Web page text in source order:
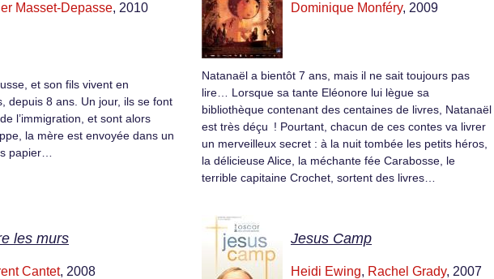
Masset-Depasse, 2010
et son fils vivent en
depuis 8 ans. Un jour, ils se font
l’immigration, et sont alors
la mère est envoyée dans un
papier…
Dominique Monféry, 2009
Natanaël a bientôt 7 ans, mais il ne sait toujours pas
lire… Lorsque sa tante Eléonore lui lègue sa
bibliothèque contenant des centaines de livres, Natanaël
est très déçu ! Pourtant, chacun de ces contes va livrer
un merveilleux secret : à la nuit tombée les petits héros,
la délicieuse Alice, la méchante fée Carabosse, le
terrible capitaine Crochet, sortent des livres…
les murs
Cantet, 2008
Jesus Camp
Heidi Ewing, Rachel Grady, 2007